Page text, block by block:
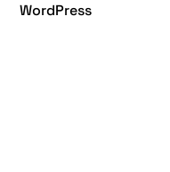
WordPress